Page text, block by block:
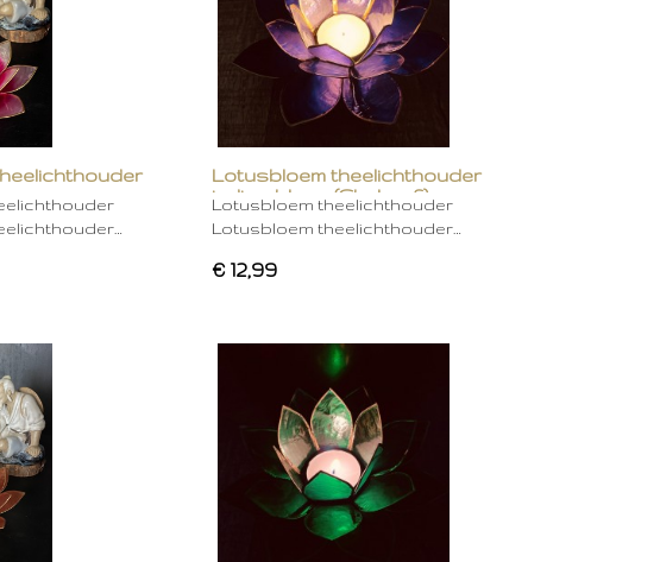
Lotusbloem theelichthouder
indigo blauw (Chakra 6)
Lotusbloem theelichthouder
Lotusbloem theelichthouder…
€ 12,99